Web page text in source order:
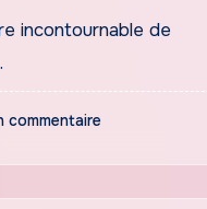
incontournable de
commentaire